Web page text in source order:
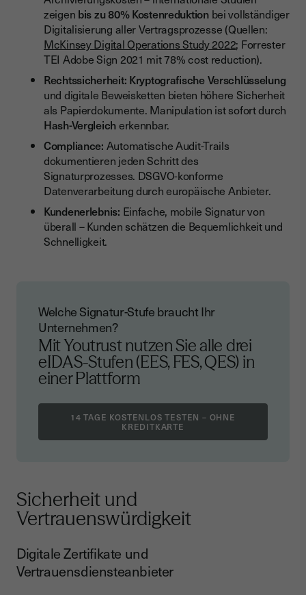
zeigen bis zu 80% Kostenreduktionbei vollständiger
Digitalisierung aller Vertragsprozesse (Quellen:
McKinsey Digital Operations Study 2022; Forrester
TEI Adobe Sign 2021 mit 78% cost reduction).
Rechtssicherheit: Kryptografische Verschlüsselung
und digitale Beweisketten bieten höhere Sicherheit
als Papierdokumente. Manipulation ist sofort durch
Hash-Vergleicherkennbar.
Compliance: Automatische Audit-Trails
dokumentieren jeden Schritt des
Signaturprozesses. DSGVO-konforme
Datenverarbeitung durch europäische Anbieter.
Kundenerlebnis: Einfache, mobile Signatur von
überall – Kunden schätzen die Bequemlichkeit und
Schnelligkeit.
Welche Signatur-Stufe braucht Ihr
Unternehmen?
Mit Youtrust nutzen Sie alle drei
eIDAS-Stufen (EES, FES, QES) in
einer Plattform
Sicherheit und
Vertrauenswürdigkeit
Digitale Zertifikate und
Vertrauensdiensteanbieter